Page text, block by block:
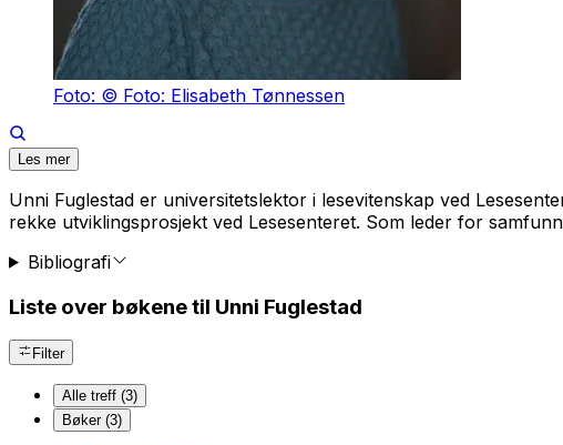
Foto: © Foto: Elisabeth Tønnessen
Les mer
Unni Fuglestad er universitetslektor i lesevitenskap ved
rekke utviklingsprosjekt ved Lesesenteret. Som leder for
Bibliografi
Liste over bøkene til Unni Fuglestad
Filter
Alle treff (3)
Bøker (3)